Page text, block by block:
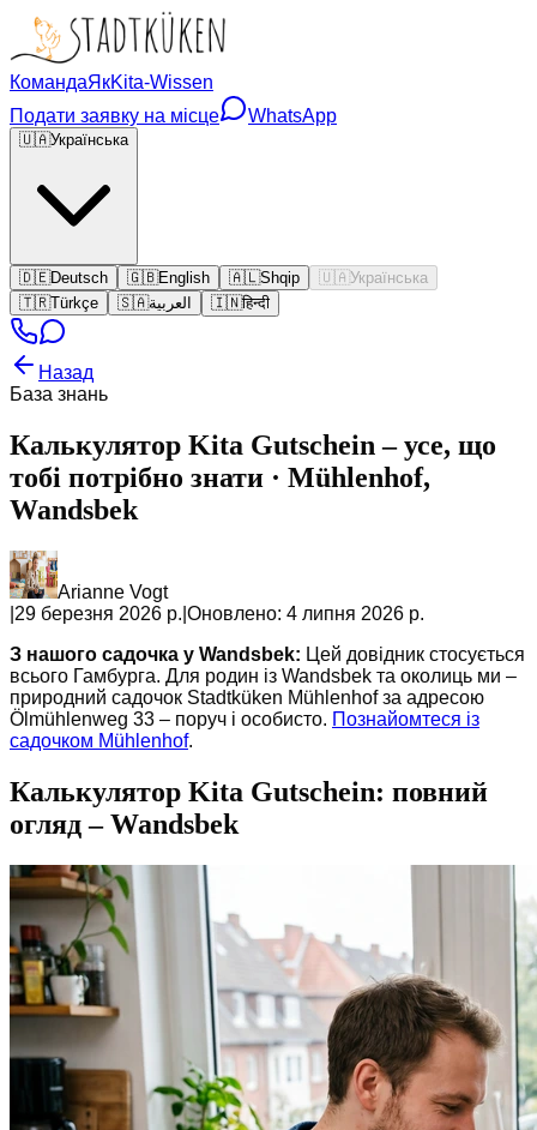
КомандаЯкKita-Wissen
Подати заявку на місце
WhatsApp
🇺🇦Українська
🇩🇪Deutsch 🇬🇧English 🇦🇱Shqip 🇺🇦 Українська
🇹🇷Türkçe 🇸🇦العربية 🇮🇳हिन्दी
Назад
База знань
Калькулятор Kita Gutschein – усе, що
тобі потрібно знати · Mühlenhof,
Wandsbek
Arianne Vogt
29 березня 2026 р. Оновлено: 4 липня 2026 р.
З нашого садочка у Wandsbek: Цей довідник стосується
всього Гамбурга. Для родин із Wandsbek та околиць ми –
природний садочок Stadtküken Mühlenhof за адресою
Ölmühlenweg 33 – поруч і особисто. Познайомтеся із
садочком Mühlenhof.
Калькулятор Kita Gutschein: повний
огляд – Wandsbek